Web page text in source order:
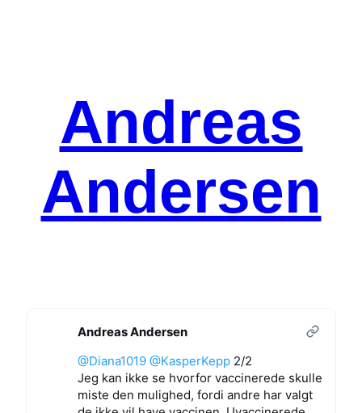
Andreas
Andersen
Andreas Andersen
@Diana1019 @KasperKepp 2/2
Jeg kan ikke se hvorfor vaccinerede skulle
miste den mulighed, fordi andre har valgt